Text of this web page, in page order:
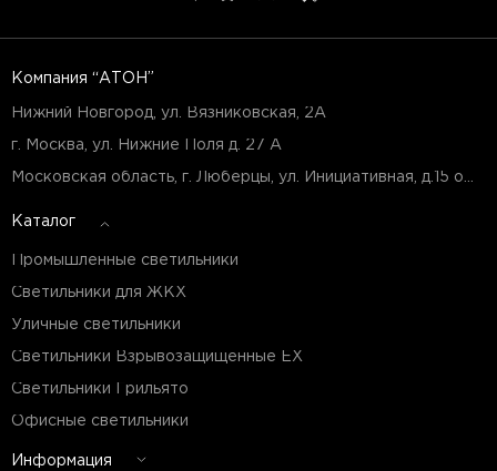
Компания “АТОН”
Нижний Новгород, ул. Вязниковская, 2А
г. Москва, ул. Нижние Поля д. 27 А
Каталог
Промышленные светильники
Светильники для ЖКХ
Уличные светильники
Светильники Взрывозащищенные EX
Светильники Грильято
Офисные светильники
Информация